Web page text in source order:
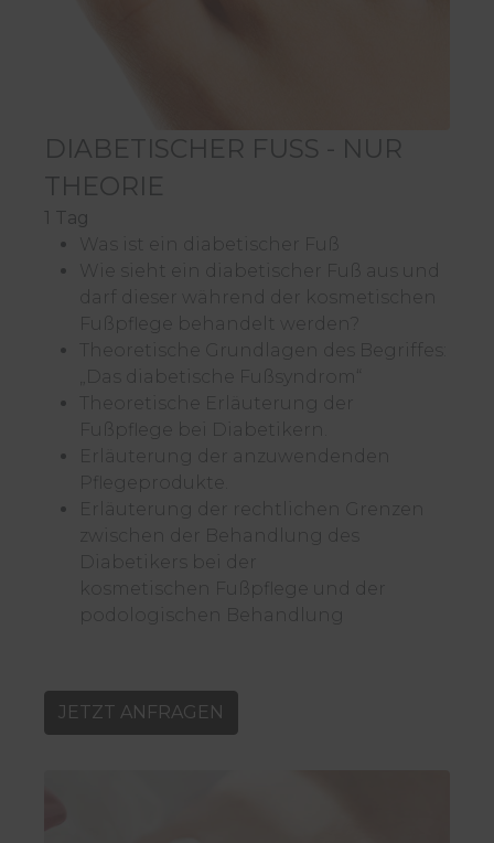
DIABETISCHER FUSS - NUR T
HEORIE
1 Tag
Was ist ein diabetischer Fuß
Wie sieht ein diabetischer Fuß aus und
darf dieser während der kosmetischen
Fußpflege behandelt werden?
Theoretische Grundlagen des Begriffes:
„Das diabetische Fußsyndrom“
Theoretische Erläuterung der
Fußpflege bei Diabetikern.
Erläuterung der anzuwendenden
Pflegeprodukte.
Erläuterung der rechtlichen Grenzen
zwischen der Behandlung des
Diabetikers bei der
kosmetischen
Fußpflege und der
podologischen Behandlung
JETZT ANFRAGEN